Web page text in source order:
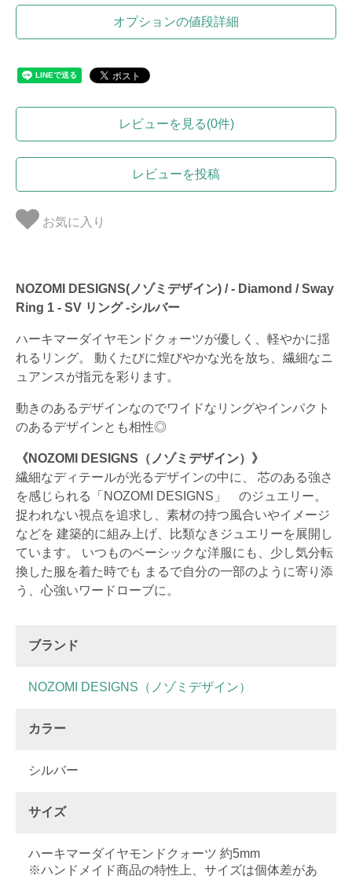
オプションの値段詳細
レビューを見る(0件)
レビューを投稿
お気に入り
NOZOMI DESIGNS(ノゾミデザイン) / - Diamond / Sway
Ring 1 - SV リング -シルバー
ハーキマーダイヤモンドクォーツが優しく、軽やかに揺
れるリング。 動くたびに煌びやかな光を放ち、繊細なニ
ュアンスが指元を彩ります。
動きのあるデザインなのでワイドなリングやインパクト
のあるデザインとも相性◎
《NOZOMI DESIGNS（ノゾミデザイン）》
繊細なディテールが光るデザインの中に、 芯のある強さ
を感じられる「NOZOMI DESIGNS」 のジュエリー。
捉われない視点を追求し、素材の持つ風合いやイメージ
などを 建築的に組み上げ、比類なきジュエリーを展開し
ています。 いつものベーシックな洋服にも、少し気分転
換した服を着た時でも まるで自分の一部のように寄り添
う、心強いワードローブに。
ブランド
NOZOMI DESIGNS（ノゾミデザイン）
カラー
シルバー
サイズ
ハーキマーダイヤモンドクォーツ 約5mm
※ハンドメイド商品の特性上、サイズは個体差があ